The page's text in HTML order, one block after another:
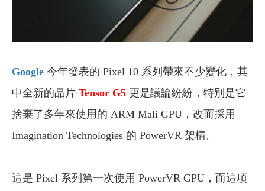
Google 今年發表的 Pixel 10 系列帶來不少變化，其
中全新的晶片 Tensor G5 更是議論紛紛，特別是它
捨棄了多年來使用的 ARM Mali GPU，改而採用
Imagination Technologies 的 PowerVR 架構。
這是 Pixel 系列第一次使用 PowerVR GPU，而這項